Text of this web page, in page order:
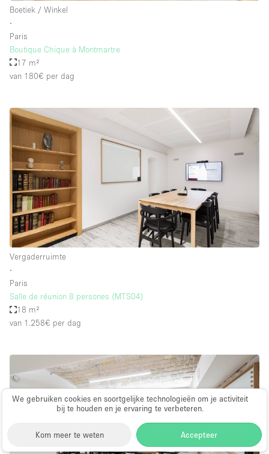
We gebruiken cookies en soortgelijke technologieën om je activiteit
bij te houden en je ervaring te verbeteren.
Kom meer te weten Accepteer
Boetiek / Winkel
∙
Paris
Boutique Chique à Montmartre
17 m²
van 180€ per dag
Vergaderruimte
∙
Paris
Salle de réunion 8 persones (MTS04)
18 m²
van 1.258€ per dag